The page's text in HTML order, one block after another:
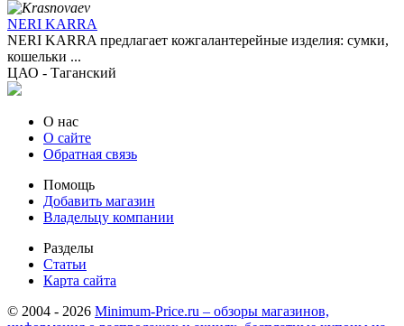
NERI KARRA
NERI KARRA предлагает кожгалантерейные изделия: сумки,
кошельки ...
ЦАО - Таганский
О нас
О сайте
Обратная связь
Помощь
Добавить магазин
Владельцу компании
Разделы
Статьи
Карта сайта
© 2004 - 2026 Minimum-Price.ru – обзоры магазинов,